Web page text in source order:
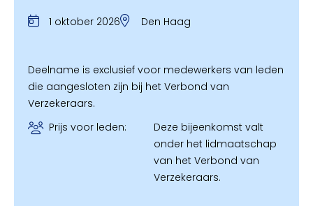
1 oktober 2026 Den Haag
Deelname is exclusief voor medewerkers van leden
die aangesloten zijn bij het Verbond van
Verzekeraars.
Prijs voor leden:
Deze bijeenkomst valt
onder het lidmaatschap
van het Verbond van
Verzekeraars.